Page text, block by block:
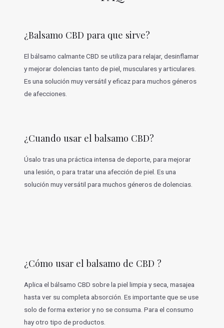
i
o
e
s
¿Balsamo CBD para que sirve?
El bálsamo calmante CBD se utiliza para relajar, desinflamar
y mejorar dolencias tanto de piel, musculares y articulares.
Es una solución muy versátil y eficaz para muchos géneros
de afecciones.
¿Cuando usar el balsamo CBD?
Úsalo tras una práctica intensa de deporte, para mejorar
una lesión, o para tratar una afección de piel. Es una
solución muy versátil para muchos géneros de dolencias.
¿Cómo usar el balsamo de CBD ?
Aplica el bálsamo CBD sobre la piel limpia y seca, masajea
hasta ver su completa absorción. Es importante que se use
solo de forma exterior y no se consuma. Para el consumo
hay otro tipo de productos.